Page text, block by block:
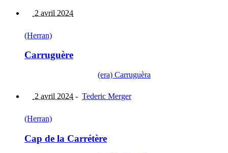
2 avril 2024
(Herran)
Carruguère
(era) Carruguèra
2 avril 2024 - Tederic Merger
(Herran)
Cap de la Carrétère